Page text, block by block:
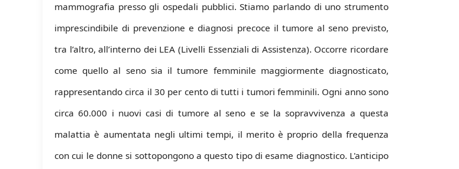
mammografia presso gli ospedali pubblici. Stiamo parlando di uno strumento
imprescindibile di prevenzione e diagnosi precoce il tumore al seno previsto,
tra l’altro, all’interno dei LEA (Livelli Essenziali di Assistenza). Occorre ricordare
come quello al seno sia il tumore femminile maggiormente diagnosticato,
rappresentando circa il 30 per cento di tutti i tumori femminili. Ogni anno sono
circa 60.000 i nuovi casi di tumore al seno e se la sopravvivenza a questa
malattia è aumentata negli ultimi tempi, il merito è proprio della frequenza
con cui le donne si sottopongono a questo tipo di esame diagnostico. L'anticipo